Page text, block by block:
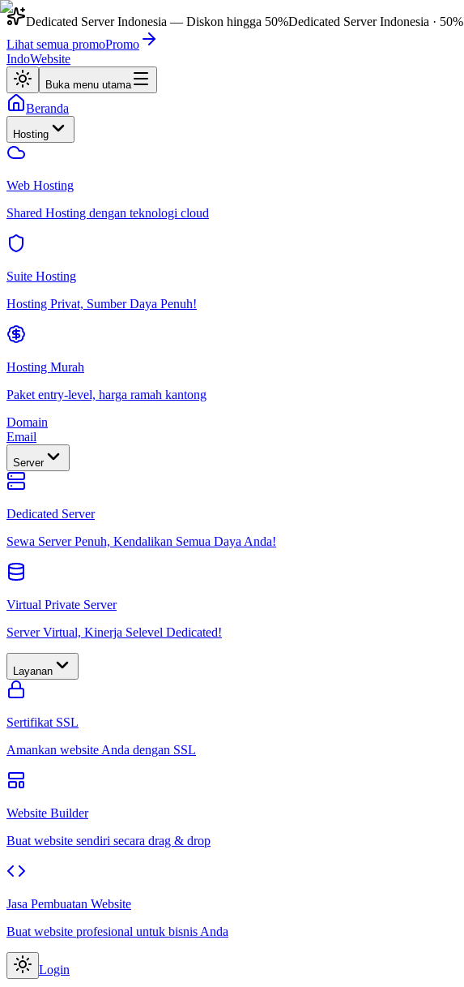
Dedicated Server Indonesia — Diskon hingga 50%Dedicated Server Indonesia · 50%
Lihat semua promoPromo
IndoWebsite
Buka menu utama
Beranda
Hosting
Web Hosting
Shared Hosting dengan teknologi cloud
Suite Hosting
Hosting Privat, Sumber Daya Penuh!
Hosting Murah
Paket entry-level, harga ramah kantong
Domain
Email
Server
Dedicated Server
Sewa Server Penuh, Kendalikan Semua Daya Anda!
Virtual Private Server
Server Virtual, Kinerja Selevel Dedicated!
Layanan
Sertifikat SSL
Amankan website Anda dengan SSL
Website Builder
Buat website sendiri secara drag & drop
Jasa Pembuatan Website
Buat website profesional untuk bisnis Anda
Login